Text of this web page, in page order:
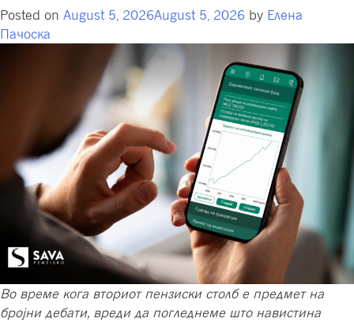
Posted on August 5, 2026August 5, 2026 by Елена
Пачоска
Во време кога вториот пензиски столб е предмет на
бројни дебати, вреди да погледнеме што навистина